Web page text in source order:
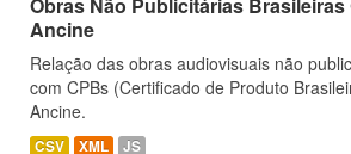
Ancine
Relação das obras audiovisuais não
com CPBs (Certificado de Produto
Ancine.
CSV XML JS